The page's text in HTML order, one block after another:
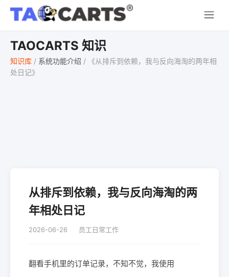
TAOCARTS 知识
知识库 / 系统功能介绍 /
《从排斥到依赖，我与反向海淘的两年相
处日记》
从排斥到依赖，我与反向海淘的两
年相处日记
2026-06-26 员工日常工作
翻看手机里的订单记录，不知不觉，我使用